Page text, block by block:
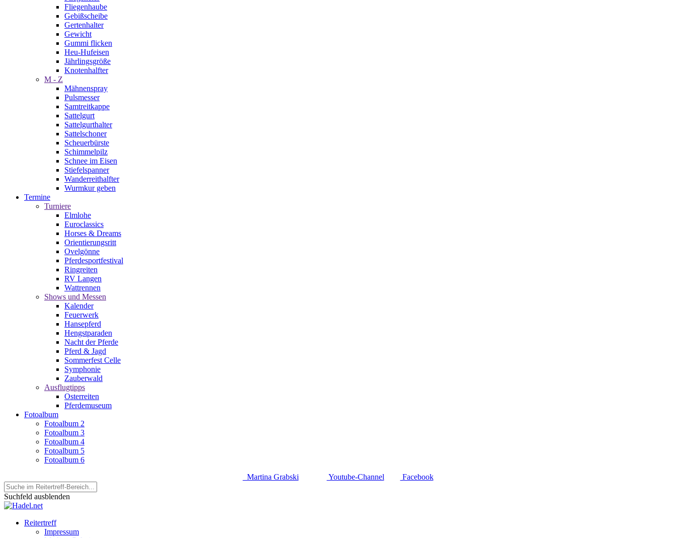
Fliegenhaube
Gebißscheibe
Gertenhalter
Gewicht
Gummi flicken
Heu-Hufeisen
Jährlingsgröße
Knotenhalfter
M - Z
Mähnenspray
Pulsmesser
Samtreitkappe
Sattelgurt
Sattelgurthalter
Sattelschoner
Scheuerbürste
Schimmelpilz
Schnee im Eisen
Stiefelspanner
Wanderreithalfter
Wurmkur geben
Termine
Turniere
Elmlohe
Euroclassics
Horses & Dreams
Orientierungsritt
Ovelgönne
Pferdesportfestival
Ringreiten
RV Langen
Wattrennen
Shows und Messen
Kalender
Feuerwerk
Hansepferd
Hengstparaden
Nacht der Pferde
Pferd & Jagd
Sommerfest Celle
Symphonie
Zauberwald
Ausflugtipps
Osterreiten
Pferdemuseum
Fotoalbum
Fotoalbum 2
Fotoalbum 3
Fotoalbum 4
Fotoalbum 5
Fotoalbum 6
Martina Grabski
Youtube-Channel Facebook
Suchfeld ausblenden
Reitertreff
Impressum